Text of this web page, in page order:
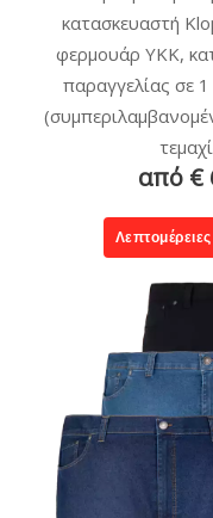
κατασκευαστή
φερμουάρ YKK,
παραγγελίας σε
από €